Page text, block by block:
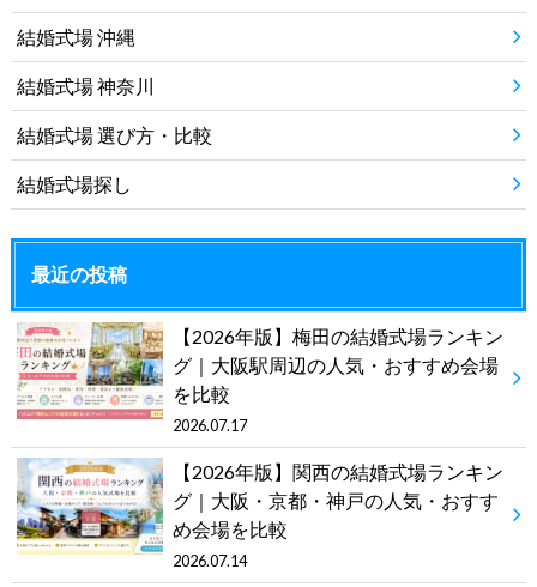
結婚式場 沖縄
結婚式場 神奈川
結婚式場 選び方・比較
結婚式場探し
最近の投稿
【2026年版】梅田の結婚式場ランキン
グ｜大阪駅周辺の人気・おすすめ会場
を比較
2026.07.17
【2026年版】関西の結婚式場ランキン
グ｜大阪・京都・神戸の人気・おすす
め会場を比較
2026.07.14